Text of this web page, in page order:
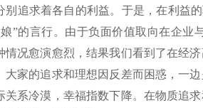
别追求着各自的利益。于是，在利益
”的言行。由于负面价值取向在企
情况愈演愈烈，结果我们看到了在经
大家的追求和理想因反差而困惑，一
关系冷漠，幸福指数下降。在物质追